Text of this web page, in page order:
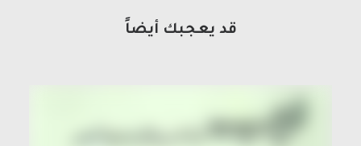
قد يعجبك أيضاً